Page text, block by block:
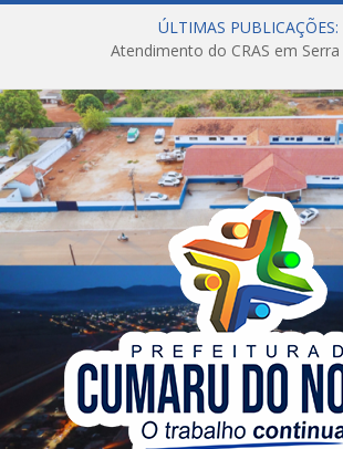
ÚLTIMAS PUBLICAÇÕES:
Atendimento do CRAS em Serra